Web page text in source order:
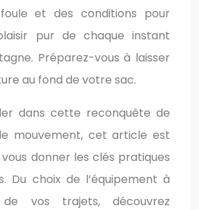
et des conditions pour
pur de chaque instant
Préparez-vous à laisser
au fond de votre sac.
dans cette reconquête de
mouvement, cet article est
donner les clés pratiques
Du choix de l’équipement à
de vos trajets, découvrez